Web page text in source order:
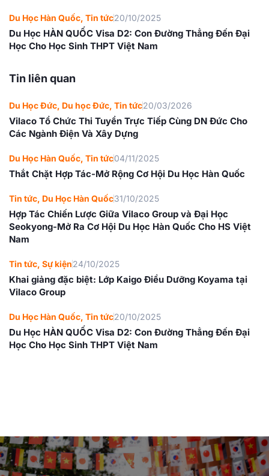
Du Học Hàn Quốc, Tin tức20/10/2025
Du Học HÀN QUỐC Visa D2: Con Đường Thẳng Đến Đại
Học Cho Học Sinh THPT Việt Nam
Tin liên quan
Du Học Đức, Du học Đức, Tin tức20/03/2026
Vilaco Tổ Chức Thi Tuyển Trực Tiếp Cùng DN Đức Cho
Các Ngành Điện Và Xây Dựng
Du Học Hàn Quốc, Tin tức04/11/2025
Thắt Chặt Hợp Tác-Mở Rộng Cơ Hội Du Học Hàn Quốc
Tin tức, Du Học Hàn Quốc31/10/2025
Hợp Tác Chiến Lược Giữa Vilaco Group và Đại Học
Seokyong-Mở Ra Cơ Hội Du Học Hàn Quốc Cho HS Việt
Nam
Tin tức, Sự kiện24/10/2025
Khai giảng đặc biệt: Lớp Kaigo Điều Dưỡng Koyama tại
Vilaco Group
Du Học Hàn Quốc, Tin tức20/10/2025
Du Học HÀN QUỐC Visa D2: Con Đường Thẳng Đến Đại
Học Cho Học Sinh THPT Việt Nam